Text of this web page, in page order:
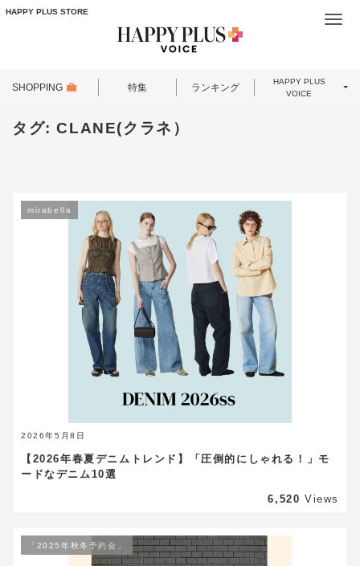
HAPPY PLUS STORE
SHOPPING 特集 ランキング
HAPPY PLUS
VOICE
タグ:CLANE(クラネ）
2026年5月8日
mirabella
【2026年春夏デニムトレンド】「圧倒的にしゃれる！」モ
ードなデニム10選
6,520 Views
「2025年秋冬予約会」